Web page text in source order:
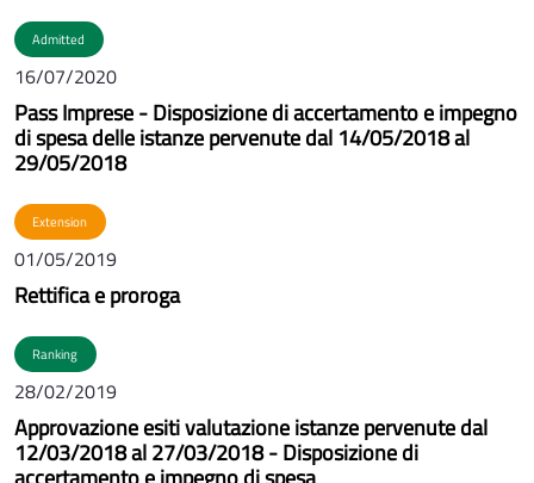
Admitted
16/07/2020
Pass Imprese - Disposizione di accertamento e impegno
di spesa delle istanze pervenute dal 14/05/2018 al
29/05/2018
Extension
01/05/2019
Rettifica e proroga
Ranking
28/02/2019
Approvazione esiti valutazione istanze pervenute dal
12/03/2018 al 27/03/2018 - Disposizione di